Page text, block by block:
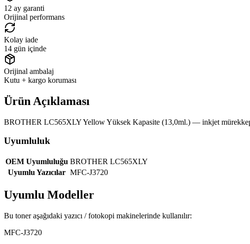
12 ay garanti
Orijinal performans
Kolay iade
14 gün içinde
Orijinal ambalaj
Kutu + kargo koruması
Ürün Açıklaması
BROTHER LC565XLY Yellow Yüksek Kapasite (13,0ml.) — inkjet
Uyumluluk
OEM Uyumluluğu BROTHER LC565XLY
Uyumlu Yazıcılar MFC-J3720
Uyumlu Modeller
Bu toner aşağıdaki yazıcı / fotokopi makinelerinde kullanılır:
MFC-J3720